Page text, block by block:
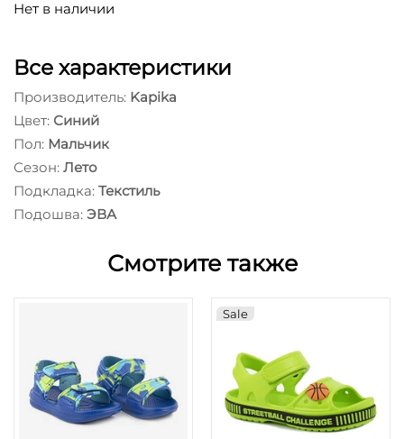
Нет в наличии
Все характеристики
Производитель: Kapika
Цвет: Синий
Пол: Мальчик
Сезон: Лето
Подкладка: Текстиль
Подошва: ЭВА
Смотрите также
Sale